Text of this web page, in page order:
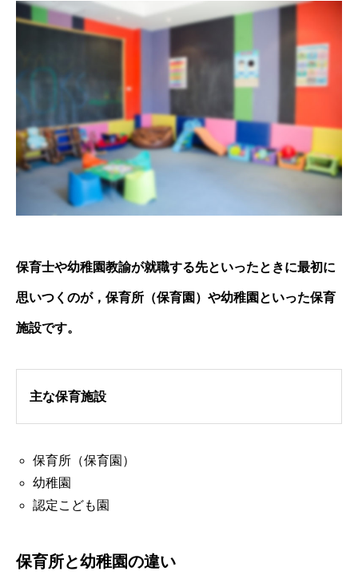
保育士や幼稚園教諭が就職する先といったときに最初に
思いつくのが，保育所（保育園）や幼稚園といった保育
施設です。
主な保育施設
保育所（保育園）
幼稚園
認定こども園
保育所と幼稚園の違い